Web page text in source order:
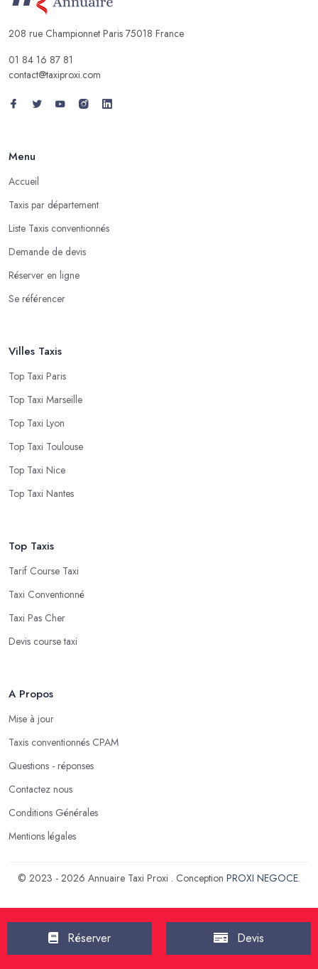
208 rue Championnet Paris 75018 France
01 84 16 87 81
contact@taxiproxi.com
Menu
Accueil
Taxis par département
Liste Taxis conventionnés
Demande de devis
Réserver en ligne
Se référencer
Villes Taxis
Top Taxi Paris
Top Taxi Marseille
Top Taxi Lyon
Top Taxi Toulouse
Top Taxi Nice
Top Taxi Nantes
Top Taxis
Tarif Course Taxi
Taxi Conventionné
Taxi Pas Cher
Devis course taxi
A Propos
Mise à jour
Taxis conventionnés CPAM
Questions - réponses
Contactez nous
Conditions Générales
Mentions légales
© 2023 - 2026 Annuaire Taxi Proxi . Conception PROXI NEGOCE.
Réserver Devis